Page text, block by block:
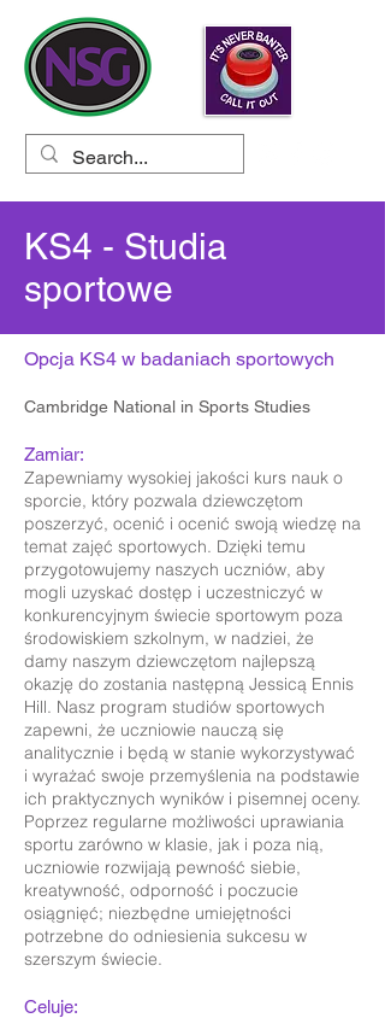
KS4 - Studia
sportowe
Opcja KS4 w badaniach sportowych
Cambridge National in Sports Studies
Zamiar:
Zapewniamy wysokiej jakości kurs nauk o
sporcie, który pozwala dziewczętom
poszerzyć, ocenić i ocenić swoją wiedzę na
temat zajęć sportowych. Dzięki temu
przygotowujemy naszych uczniów, aby
mogli uzyskać dostęp i uczestniczyć w
konkurencyjnym świecie sportowym poza
środowiskiem szkolnym, w nadziei, że
damy naszym dziewczętom najlepszą
okazję do zostania następną Jessicą Ennis
Hill. Nasz program studiów sportowych
zapewni, że uczniowie nauczą się
analitycznie i będą w stanie wykorzystywać
i wyrażać swoje przemyślenia na podstawie
ich praktycznych wyników i pisemnej oceny.
Poprzez regularne możliwości uprawiania
sportu zarówno w klasie, jak i poza nią,
uczniowie rozwijają pewność siebie,
kreatywność, odporność i poczucie
osiągnięć; niezbędne umiejętności
potrzebne do odniesienia sukcesu w
szerszym świecie.
Celuje: